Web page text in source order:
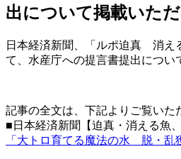
出について掲載いた
日本経済新聞、「ルポ迫真 消え
て、水産庁への提言書提出につい
記事の全文は、下記よりご覧いた
■日本経済新聞【迫真・消える魚
「大トロ育てる魔法の水 脱・乱